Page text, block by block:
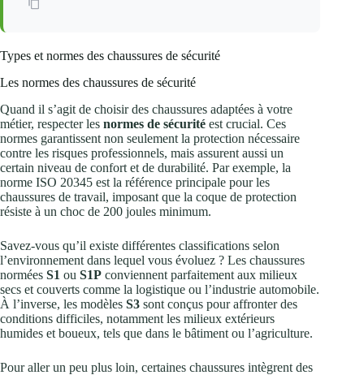
Types et normes des chaussures de sécurité
Les normes des chaussures de sécurité
Quand il s’agit de choisir des chaussures adaptées à votre
métier, respecter les normes de sécurité est crucial. Ces
normes garantissent non seulement la protection nécessaire
contre les risques professionnels, mais assurent aussi un
certain niveau de confort et de durabilité. Par exemple, la
norme ISO 20345 est la référence principale pour les
chaussures de travail, imposant que la coque de protection
résiste à un choc de 200 joules minimum.
Savez-vous qu’il existe différentes classifications selon
l’environnement dans lequel vous évoluez ? Les chaussures
normées S1 ou S1P conviennent parfaitement aux milieux
secs et couverts comme la logistique ou l’industrie automobile.
À l’inverse, les modèles S3 sont conçus pour affronter des
conditions difficiles, notamment les milieux extérieurs
humides et boueux, tels que dans le bâtiment ou l’agriculture.
Pour aller un peu plus loin, certaines chaussures intègrent des